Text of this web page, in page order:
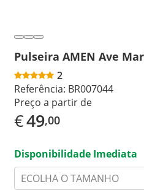
Pulseira AMEN Ave
2
Referência: BR007044
Preço a partir de
€49,00
Disponibilidade Imediata
ECOLHA O TAMANHO